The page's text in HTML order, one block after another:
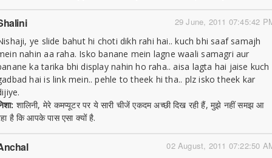
29 June, 2011 07:45:42
ye slide bahut hi choti dikh rahi hai.. kuch bhi saaf samajh
nahin aa raha. Isko banane mein lagne waali samagri aur
ka tarika bhi display nahin ho raha.. aisa lagta hai jaise kuch
hai is link mein.. pehle to theek hi tha.. plz isko theek kar
शालिनी, मेरे कमप्यूटर पर ये सारी चीजें एकदम अच्छी दिख रही हैं, मुझे नहीं समझ आ
है कि आपके पास एसा क्यों है.
02 August, 2011 07:22:50